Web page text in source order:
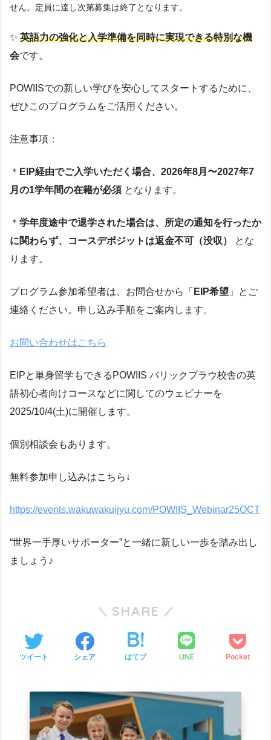
せん。定員に達し次第募集は終了となります。
✨ 英語力の強化と入学準備を同時に実現できる特別な機
会です。
POWIISでの新しい学びを安心してスタートするために、
ぜひこのプログラムをご活用ください。
注意事項：
＊ EIP経由でご入学いただく場合、2026年8月〜2027年7
月の1学年間の在籍が必須 となります。
＊ 学年度途中で退学された場合は、所定の通知を行ったか
に関わらず、コースデポジットは返金不可（没収）
とな
ります。
プログラム参加希望者は、お問合せから「 EIP希望 」とご
連絡ください。申し込み手順をご案内します。
お問い合わせはこちら
EIPと単身留学もできるPOWIIS バリックプラウ校舎の英
語初心者向けコースなどに関してのウェビナーを
2025/10/4(土)に開催します。
個別相談会もあります。
無料参加申し込みはこちら↓
https://events.wakuwakuijyu.com/POWIIS_Webinar25OCT
“世界一手厚いサポーター”と一緒に新しい一歩を踏み出し
ましょう♪
SHARE
ツイート シェア はてブ LINE Pocket